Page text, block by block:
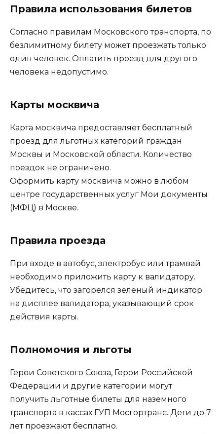
Правила использования билетов
Согласно правилам Московского транспорта, по
безлимитному билету может проезжать только
один человек. Оплатить проезд для другого
человека недопустимо.
Карты москвича
Карта москвича предоставляет бесплатный
проезд для льготных категорий граждан
Москвы и Московской области. Количество
поездок не ограничено.
Оформить карту москвича можно в любом
центре государственных услуг Мои документы
(МФЦ) в Москве.
Правила проезда
При входе в автобус, электробус или трамвай
необходимо приложить карту к валидатору.
Убедитесь, что загорелся зеленый индикатор
на дисплее валидатора, указывающий срок
действия карты.
Полномочия и льготы
Герои Советского Союза, Герои Российской
Федерации и другие категории могут
получить льготные билеты для наземного
транспорта в кассах ГУП Мосгортранс. Дети до 7
лет проезжают бесплатно.